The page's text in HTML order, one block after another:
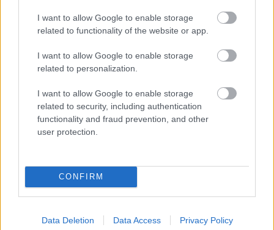
I want to allow Google to enable storage
related to functionality of the website or app.
I want to allow Google to enable storage
related to personalization.
I want to allow Google to enable storage
related to security, including authentication
functionality and fraud prevention, and other
user protection.
CONFIRM
Data Deletion Data Access Privacy Policy